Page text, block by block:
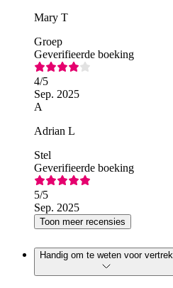
Mary T
Groep
Geverifieerde boeking
4/5
Sep. 2025
A
Adrian L
Stel
Geverifieerde boeking
5/5
Sep. 2025
Toon meer recensies
Handig om te weten voor vertrek